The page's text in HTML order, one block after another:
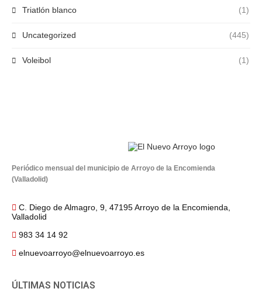
Triatlón blanco (1)
Uncategorized (445)
Voleibol (1)
Periódico mensual del municipio de Arroyo de la Encomienda
(Valladolid)
C. Diego de Almagro, 9, 47195 Arroyo de la Encomienda,
Valladolid
983 34 14 92
elnuevoarroyo@elnuevoarroyo.es
ÚLTIMAS NOTICIAS